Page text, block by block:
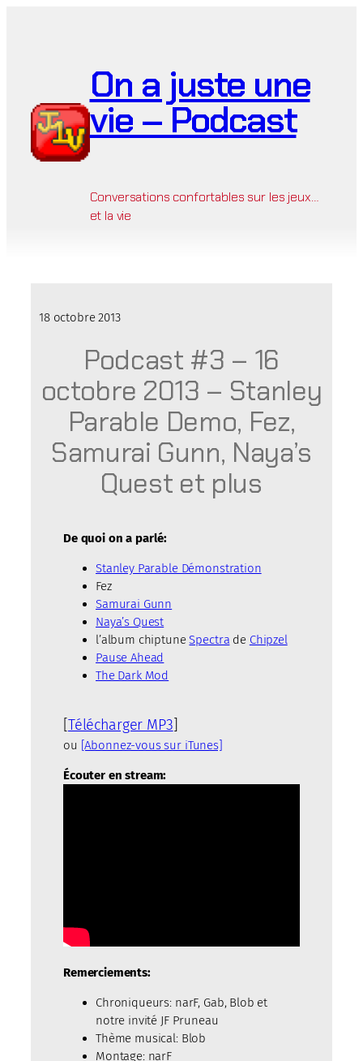
On a juste une
vie – Podcast
Conversations confortables sur les jeux…
et la vie
18 octobre 2013
Podcast #3 – 16
octobre 2013 – Stanley
Parable Demo, Fez,
Samurai Gunn, Naya’s
Quest et plus
De quoi on a parlé:
Stanley Parable Démonstration
Fez
Samurai Gunn
Naya’s Quest
l’album chiptuneSpectra de Chipzel
Pause Ahead
The Dark Mod
Télécharger MP3
ou [Abonnez-vous sur iTunes]
Écouter en stream:
Remerciements:
Chroniqueurs: narF, Gab, Blob et
notre invité JF Pruneau
Thème musical: Blob
Montage: narF